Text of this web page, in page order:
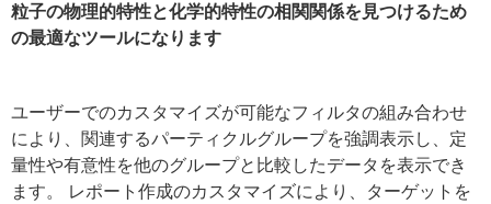
粒子の物理的特性と化学的特性の相関関係を見つけるため
の最適なツールになります
ユーザーでのカスタマイズが可能なフィルタの組み合わせ
により、関連するパーティクルグループを強調表示し、定
量性や有意性を他のグループと比較したデータを表示でき
ます。 レポート作成のカスタマイズにより、ターゲットを